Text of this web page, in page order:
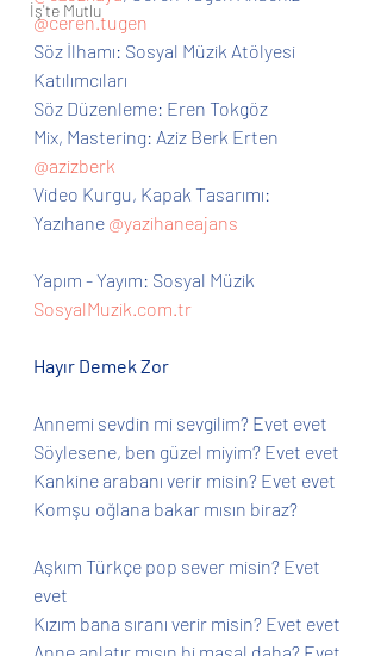
İş'te Mutlu
@ceren.tugen
Söz İlhamı: Sosyal Müzik Atölyesi
Katılımcıları
Söz Düzenleme: Eren Tokgöz
Mix, Mastering: Aziz Berk Erten
@azizberk
Video Kurgu, Kapak Tasarımı:
Yazıhane @yazihaneajans
Yapım - Yayım: Sosyal Müzik
SosyalMuzik.com.tr
Hayır Demek Zor
Annemi sevdin mi sevgilim? Evet evet
Söylesene, ben güzel miyim? Evet evet
Kankine arabanı verir misin? Evet evet
Komşu oğlana bakar mısın biraz?
Aşkım Türkçe pop sever misin? Evet
evet
Kızım bana sıranı verir misin? Evet evet
Anne anlatır mısın bi masal daha? Evet